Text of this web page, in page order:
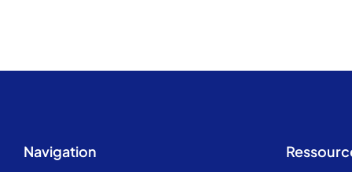
Navigation